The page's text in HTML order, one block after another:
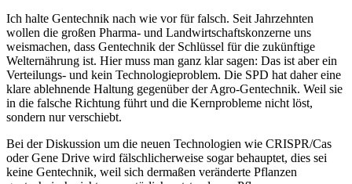
Ich halte Gentechnik nach wie vor für falsch. Seit Jahrzehnten
wollen die großen Pharma- und Landwirtschaftskonzerne uns
weismachen, dass Gentechnik der Schlüssel für die zukünftige
Welternährung ist. Hier muss man ganz klar sagen: Das ist aber ein
Verteilungs- und kein Technologieproblem. Die SPD hat daher eine
klare ablehnende Haltung gegenüber der Agro-Gentechnik. Weil sie
in die falsche Richtung führt und die Kernprobleme nicht löst,
sondern nur verschiebt.
Bei der Diskussion um die neuen Technologien wie CRISPR/Cas
oder Gene Drive wird fälschlicherweise sogar behauptet, dies sei
keine Gentechnik, weil sich dermaßen veränderte Pflanzen